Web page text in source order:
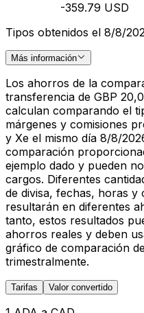
-359.79 USD
Tipos obtenidos el 8/8/
Más información
Los ahorros de la
transferencia de GBP
calculan comparando el
márgenes y comisiones
y Xe el mismo día 8/8/
comparación
ejemplo dado y pueden
cargos. Diferentes
de divisa, fechas, horas y
resultarán en diferentes
tanto, estos resultados
ahorros reales y deben
gráfico de comparación
trimestralmente.
Tarifas Valor convertido